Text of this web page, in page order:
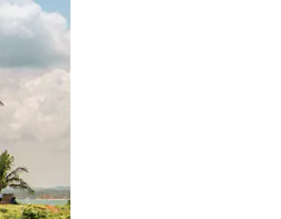
of swipen.